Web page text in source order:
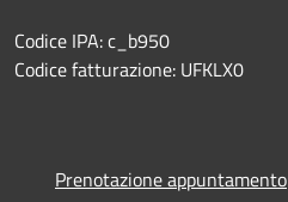
Codice IPA: c_b950
Codice fatturazione: UFKLX0
Prenotazione appuntamento